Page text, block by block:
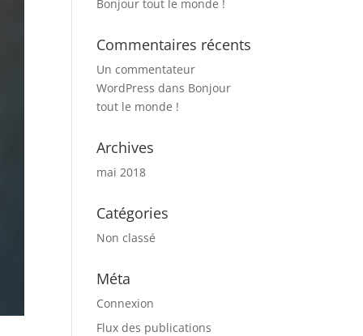
Bonjour tout le monde !
Commentaires récents
Un commentateur
WordPress dans Bonjour
tout le monde !
Archives
mai 2018
Catégories
Non classé
Méta
Connexion
Flux des publications